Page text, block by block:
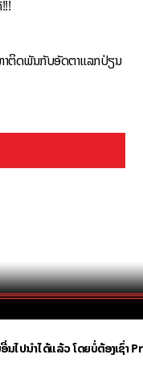
າຕິດພັນກັບອັດຕາແລກປ່ຽນ
ນໄປນຳໄດ້ແລ້ວ ໂດຍບໍ່ຕ້ອງເຊົ່າ